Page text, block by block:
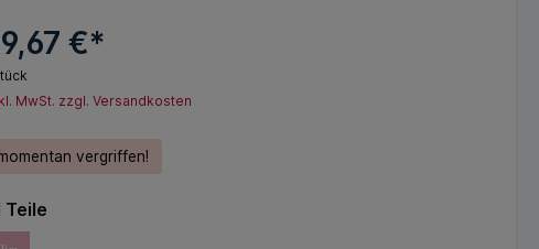
€*
MwSt. zzgl. Versandkosten
vergriffen!
Teile